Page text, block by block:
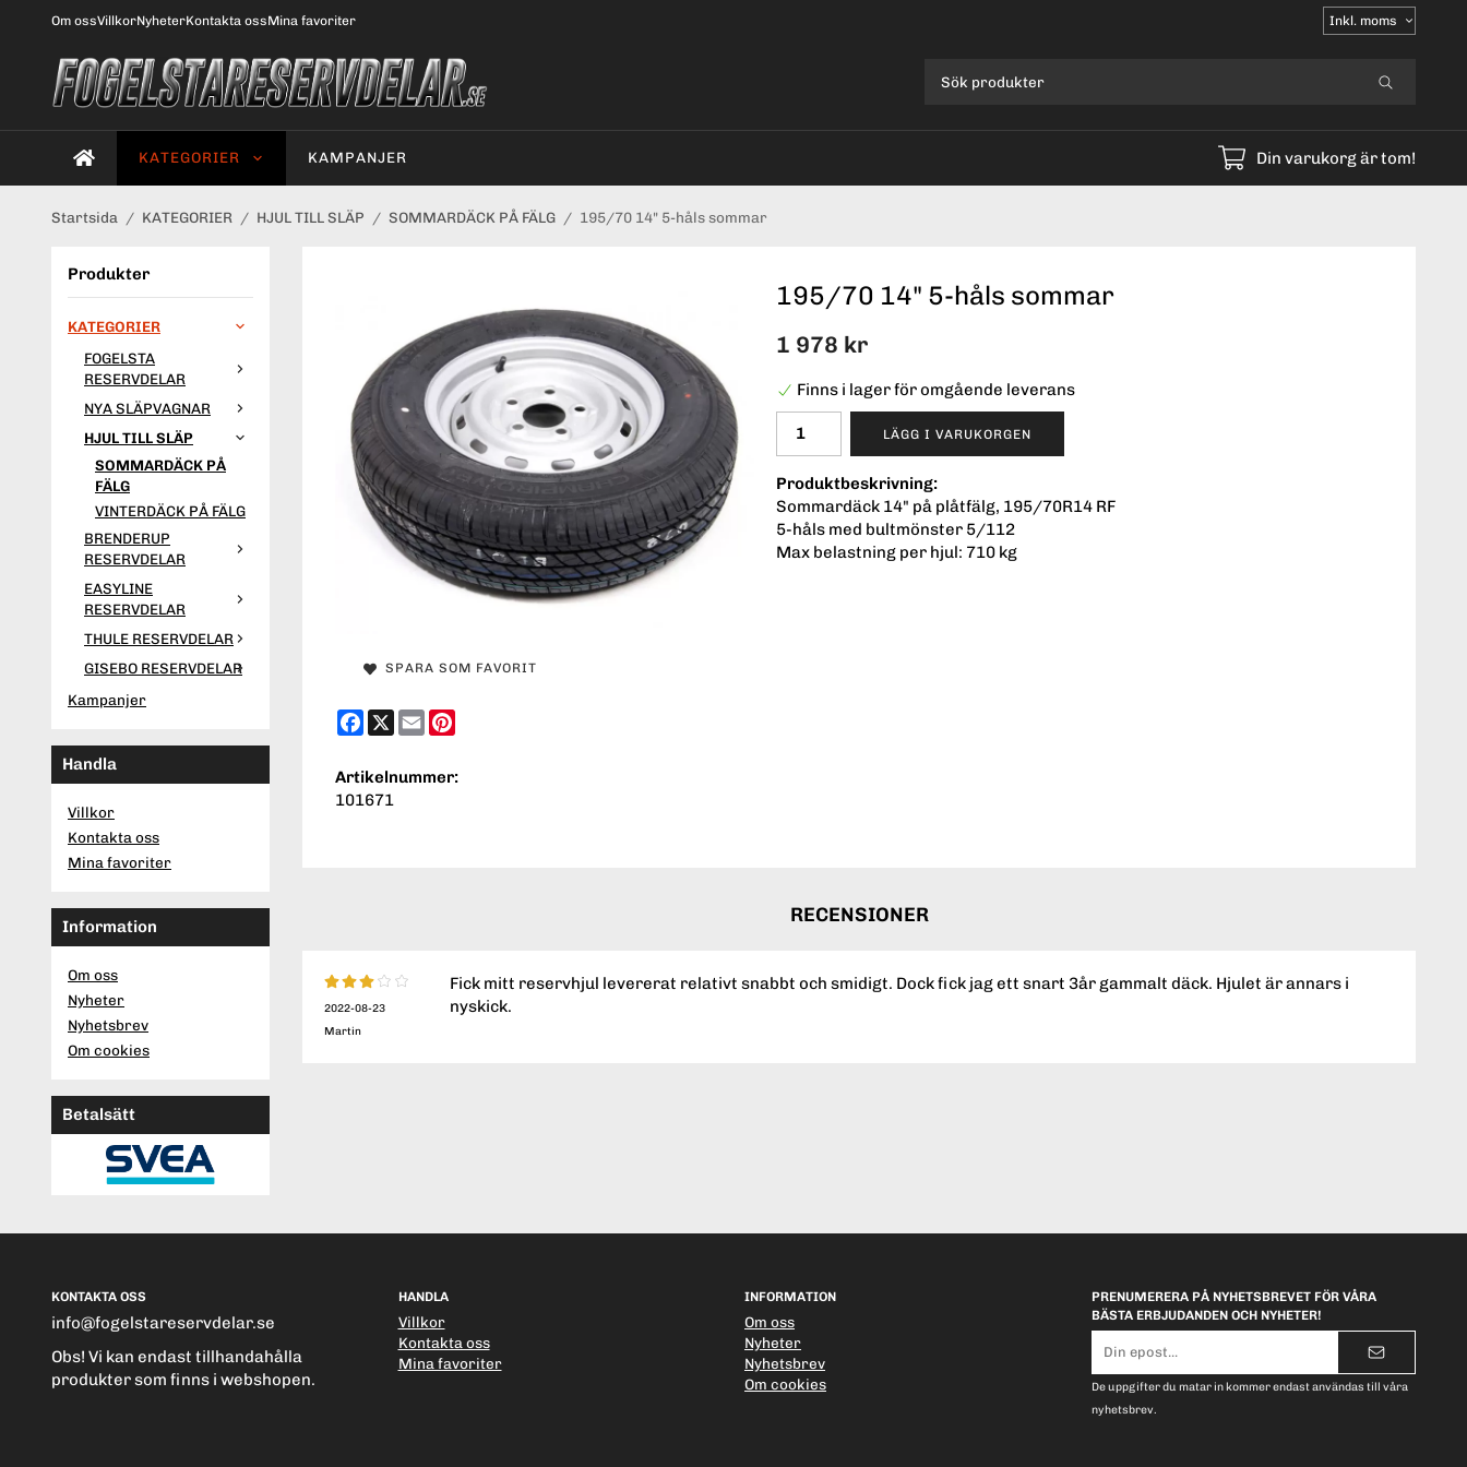
Om ossVillkorNyheterKontakta ossMina favoriter
Välj
moms
KATEGORIER KAMPANJER Din varukorg är tom!
Startsida / KATEGORIER / HJUL TILL SLÄP / SOMMARDÄCK PÅ FÄLG / 195/70 14" 5-håls sommar
Produkter
KATEGORIER
FOGELSTA
RESERVDELAR
NYA SLÄPVAGNAR
HJUL TILL SLÄP
SOMMARDÄCK PÅ
FÄLG
VINTERDÄCK PÅ FÄLG
BRENDERUP
RESERVDELAR
EASYLINE
RESERVDELAR
THULE RESERVDELAR
GISEBO RESERVDELAR
Kampanjer
Handla
Villkor
Kontakta oss
Mina favoriter
Information
Om oss
Nyheter
Nyhetsbrev
Om cookies
Betalsätt
195/70 14" 5-håls sommar
1 978 kr
Finns i lager för omgående leverans
LÄGG I VARUKORGEN
Produktbeskrivning:
Sommardäck 14" på plåtfälg, 195/70R14 RF
5-håls med bultmönster 5/112
Max belastning per hjul: 710 kg
SPARA SOM FAVORIT
Facebook
X Email
Artikelnummer:
101671
RECENSIONER
2022-08-23
Martin
Fick mitt reservhjul levererat relativt snabbt och smidigt. Dock fick jag ett snart 3år gammalt däck. Hjulet är annars i
nyskick.
KONTAKTA OSS
info@fogelstareservdelar.se
Obs! Vi kan endast tillhandahålla
produkter som finns i webshopen.
HANDLA
Villkor
Kontakta oss
Mina favoriter
INFORMATION
Om oss
Nyheter
Nyhetsbrev
Om cookies
PRENUMERERA PÅ NYHETSBREVET FÖR VÅRA
BÄSTA ERBJUDANDEN OCH NYHETER!
postadress
De uppgifter du matar in kommer endast användas till våra
nyhetsbrev.